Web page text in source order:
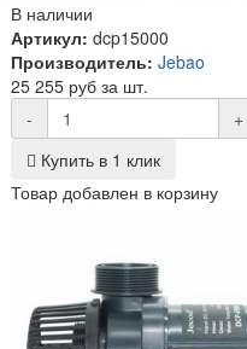
В наличии
Артикул: dcp15000
Производитель: Jebao
25 255 руб за шт.
-
+
Купить в 1 клик
Товар добавлен в корзину